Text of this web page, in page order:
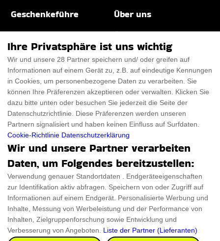
Geschenkeführe
Für Haustiere
ThanksGiving
Über uns
Rabattcode
Trendiger Rabattcode
Black Friday
Ein Produkt einreichen
Kontakt
Ein Produkt einreichen
Geschenkeführer
Cyber Monday
Datenschutz­erklärung
Datenschutz­erklärung
Impressum
Cookies
Ihre Privatsphäre ist uns wichtig
Wir und unsere 28 Partner speichern und/ oder greifen auf
Informationen auf einem Gerät zu, z.B. auf eindeutige Kennungen
in Cookies, um personenbezogene Daten zu verarbeiten. Sie
können Ihre Präferenzen akzeptieren oder verwalten. Klicken Sie
dazu bitte unten oder besuchen Sie jederzeit die Seite der
Datenschutzrichtlinie. Diese Präferenzen werden unseren
Partnern signalisiert und haben keinen Einfluss auf Surfdaten.
Cookie-Richtlinie Datenschutzerklärung
Wir und unsere Partner verarbeiten
Daten, um Folgendes bereitzustellen:
Verwendung genauer Standortdaten . Endgeräteeigenschaften
zur Identifikation aktiv abfragen. Speichern von oder Zugriff auf
Informationen auf einem Endgerät. Personalisierte Werbung und
Inhalte, Messung von Werbeleistung und der Performance von
Inhalten, Zielgruppenforschung sowie Entwicklung und
Verbesserung von Angeboten. Liste der Partner (Lieferanten)